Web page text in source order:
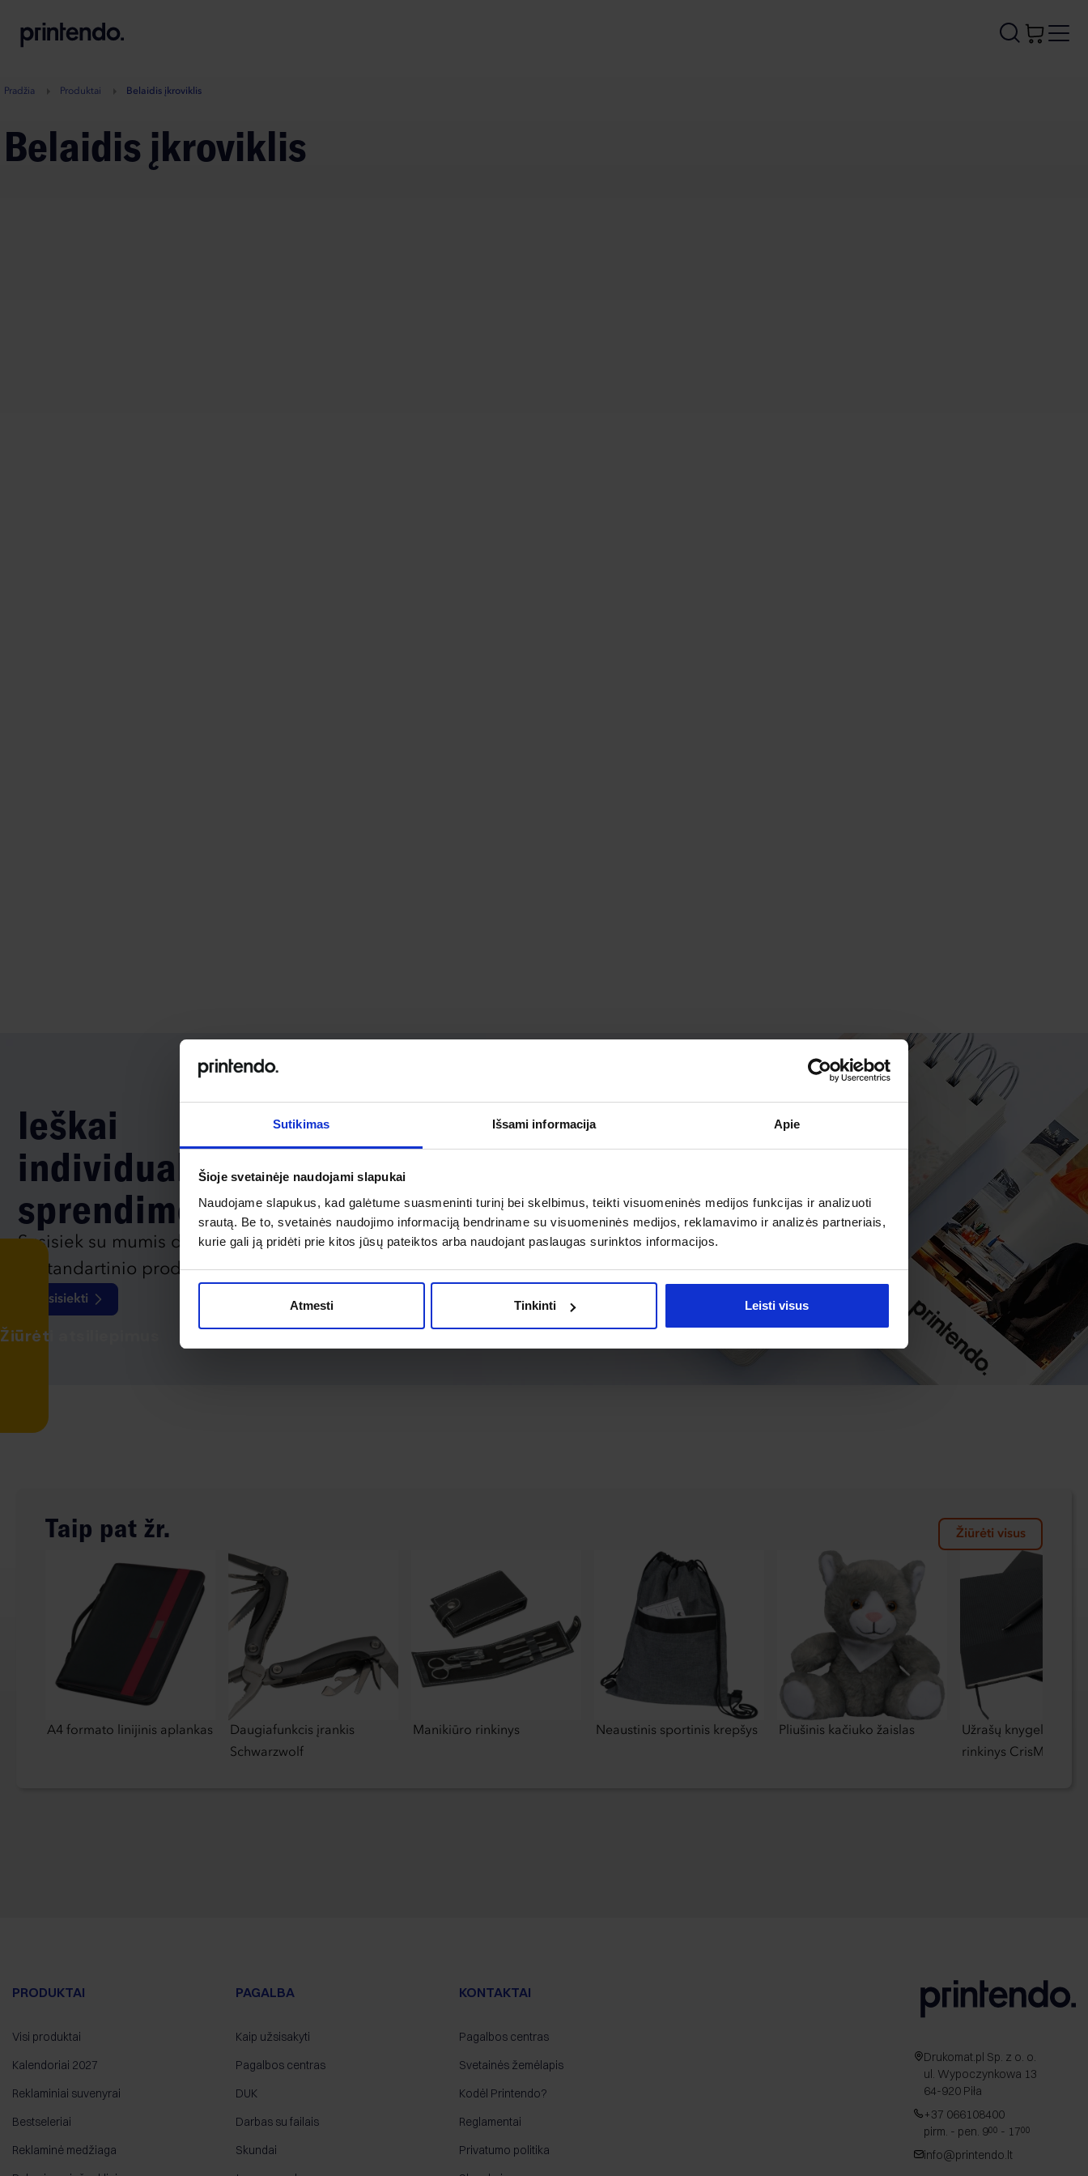
Sutikimas Išsami informacija Apie
Šioje svetainėje naudojami slapukai
Naudojame slapukus, kad galėtume suasmeninti turinį bei skelbimus, teikti visuomeninės medijos funkcijas ir analizuoti
srautą. Be to, svetainės naudojimo informaciją bendriname su visuomeninės medijos, reklamavimo ir analizės partneriais,
kurie gali ją pridėti prie kitos jūsų pateiktos arba naudojant paslaugas surinktos informacijos.
Atmesti Tinkinti Leisti visus
A
Žiūrėti atsiliepimus
Pradžia Produktai Belaidis įkroviklis
Belaidis įkroviklis
Ieškai
individualaus
sprendimo?
Susisiek su mumis dėl
nestandartinio produkto aptarimo.
Susisiekti
Taip pat žr. Žiūrėti visus
A4 formato linijinis aplankas
Daugiafunkcis įrankis
Schwarzwolf
Manikiūro rinkinys Neaustinis sportinis krepšys Pliušinis kačiuko žaislas
Užrašų knygelė A5 ir
rinkinys CrisMa
PRODUKTAI
Visi produktai
Kalendoriai 2027
Reklaminiai suvenyrai
Bestseleriai
Reklaminė medžiaga
PAGALBA
Kaip užsisakyti
Pagalbos centras
DUK
Darbas su failais
Skundai
KONTAKTAI
Pagalbos centras
Svetainės žemėlapis
Kodėl Printendo?
Reglamentai
Privatumo politika
Drukomat.pl Sp. z o. o.
ul. Wypoczynkowa 13
64-920 Piła
+37 066108400
pirm. - pen. 900 - 1700
info@printendo.lt